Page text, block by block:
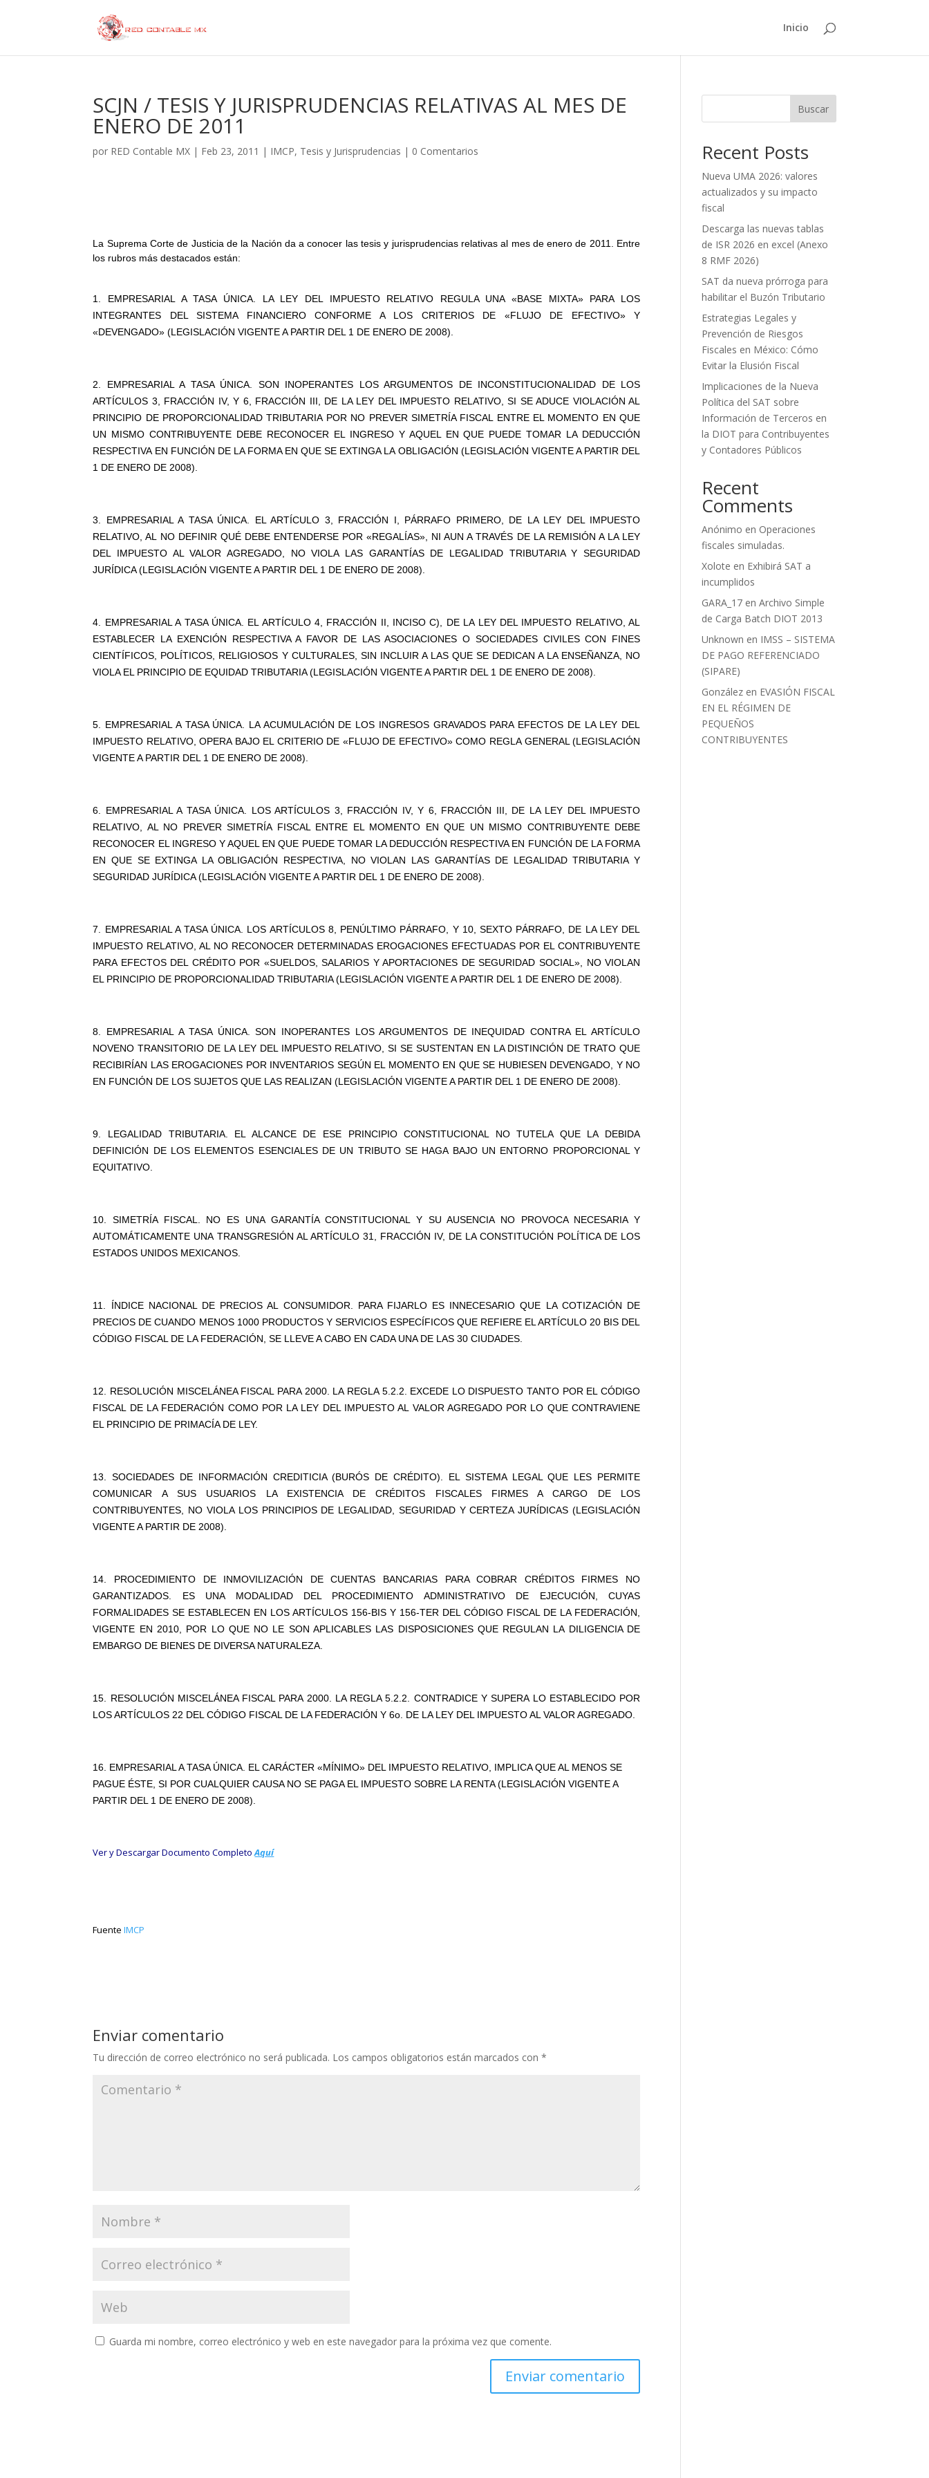
Inicio
SCJN / TESIS Y JURISPRUDENCIAS RELATIVAS AL MES DE
ENERO DE 2011
por RED Contable MX | Feb 23, 2011 | IMCP, Tesis y Jurisprudencias | 0 Comentarios
La Suprema Corte de Justicia de la Nación da a conocer las tesis y jurisprudencias relativas al mes de enero de 2011. Entre
los rubros más destacados están:
1. EMPRESARIAL A TASA ÚNICA. LA LEY DEL IMPUESTO RELATIVO REGULA UNA «BASE MIXTA» PARA LOS
INTEGRANTES DEL SISTEMA FINANCIERO CONFORME A LOS CRITERIOS DE «FLUJO DE EFECTIVO» Y
«DEVENGADO» (LEGISLACIÓN VIGENTE A PARTIR DEL 1 DE ENERO DE 2008).
2. EMPRESARIAL A TASA ÚNICA. SON INOPERANTES LOS ARGUMENTOS DE INCONSTITUCIONALIDAD DE LOS
ARTÍCULOS 3, FRACCIÓN IV, Y 6, FRACCIÓN III, DE LA LEY DEL IMPUESTO RELATIVO, SI SE ADUCE VIOLACIÓN AL
PRINCIPIO DE PROPORCIONALIDAD TRIBUTARIA POR NO PREVER SIMETRÍA FISCAL ENTRE EL MOMENTO EN QUE
UN MISMO CONTRIBUYENTE DEBE RECONOCER EL INGRESO Y AQUEL EN QUE PUEDE TOMAR LA DEDUCCIÓN
RESPECTIVA EN FUNCIÓN DE LA FORMA EN QUE SE EXTINGA LA OBLIGACIÓN (LEGISLACIÓN VIGENTE A PARTIR DEL
1 DE ENERO DE 2008).
3. EMPRESARIAL A TASA ÚNICA. EL ARTÍCULO 3, FRACCIÓN I, PÁRRAFO PRIMERO, DE LA LEY DEL IMPUESTO
RELATIVO, AL NO DEFINIR QUÉ DEBE ENTENDERSE POR «REGALÍAS», NI AUN A TRAVÉS DE LA REMISIÓN A LA LEY
DEL IMPUESTO AL VALOR AGREGADO, NO VIOLA LAS GARANTÍAS DE LEGALIDAD TRIBUTARIA Y SEGURIDAD
JURÍDICA (LEGISLACIÓN VIGENTE A PARTIR DEL 1 DE ENERO DE 2008).
4. EMPRESARIAL A TASA ÚNICA. EL ARTÍCULO 4, FRACCIÓN II, INCISO C), DE LA LEY DEL IMPUESTO RELATIVO, AL
ESTABLECER LA EXENCIÓN RESPECTIVA A FAVOR DE LAS ASOCIACIONES O SOCIEDADES CIVILES CON FINES
CIENTÍFICOS, POLÍTICOS, RELIGIOSOS Y CULTURALES, SIN INCLUIR A LAS QUE SE DEDICAN A LA ENSEÑANZA, NO
VIOLA EL PRINCIPIO DE EQUIDAD TRIBUTARIA (LEGISLACIÓN VIGENTE A PARTIR DEL 1 DE ENERO DE 2008).
5. EMPRESARIAL A TASA ÚNICA. LA ACUMULACIÓN DE LOS INGRESOS GRAVADOS PARA EFECTOS DE LA LEY DEL
IMPUESTO RELATIVO, OPERA BAJO EL CRITERIO DE «FLUJO DE EFECTIVO» COMO REGLA GENERAL (LEGISLACIÓN
VIGENTE A PARTIR DEL 1 DE ENERO DE 2008).
6. EMPRESARIAL A TASA ÚNICA. LOS ARTÍCULOS 3, FRACCIÓN IV, Y 6, FRACCIÓN III, DE LA LEY DEL IMPUESTO
RELATIVO, AL NO PREVER SIMETRÍA FISCAL ENTRE EL MOMENTO EN QUE UN MISMO CONTRIBUYENTE DEBE
RECONOCER EL INGRESO Y AQUEL EN QUE PUEDE TOMAR LA DEDUCCIÓN RESPECTIVA EN FUNCIÓN DE LA FORMA
EN QUE SE EXTINGA LA OBLIGACIÓN RESPECTIVA, NO VIOLAN LAS GARANTÍAS DE LEGALIDAD TRIBUTARIA Y
SEGURIDAD JURÍDICA (LEGISLACIÓN VIGENTE A PARTIR DEL 1 DE ENERO DE 2008).
7. EMPRESARIAL A TASA ÚNICA. LOS ARTÍCULOS 8, PENÚLTIMO PÁRRAFO, Y 10, SEXTO PÁRRAFO, DE LA LEY DEL
IMPUESTO RELATIVO, AL NO RECONOCER DETERMINADAS EROGACIONES EFECTUADAS POR EL CONTRIBUYENTE
PARA EFECTOS DEL CRÉDITO POR «SUELDOS, SALARIOS Y APORTACIONES DE SEGURIDAD SOCIAL», NO VIOLAN
EL PRINCIPIO DE PROPORCIONALIDAD TRIBUTARIA (LEGISLACIÓN VIGENTE A PARTIR DEL 1 DE ENERO DE 2008).
8. EMPRESARIAL A TASA ÚNICA. SON INOPERANTES LOS ARGUMENTOS DE INEQUIDAD CONTRA EL ARTÍCULO
NOVENO TRANSITORIO DE LA LEY DEL IMPUESTO RELATIVO, SI SE SUSTENTAN EN LA DISTINCIÓN DE TRATO QUE
RECIBIRÍAN LAS EROGACIONES POR INVENTARIOS SEGÚN EL MOMENTO EN QUE SE HUBIESEN DEVENGADO, Y NO
EN FUNCIÓN DE LOS SUJETOS QUE LAS REALIZAN (LEGISLACIÓN VIGENTE A PARTIR DEL 1 DE ENERO DE 2008).
9. LEGALIDAD TRIBUTARIA. EL ALCANCE DE ESE PRINCIPIO CONSTITUCIONAL NO TUTELA QUE LA DEBIDA
DEFINICIÓN DE LOS ELEMENTOS ESENCIALES DE UN TRIBUTO SE HAGA BAJO UN ENTORNO PROPORCIONAL Y
EQUITATIVO.
10. SIMETRÍA FISCAL. NO ES UNA GARANTÍA CONSTITUCIONAL Y SU AUSENCIA NO PROVOCA NECESARIA Y
AUTOMÁTICAMENTE UNA TRANSGRESIÓN AL ARTÍCULO 31, FRACCIÓN IV, DE LA CONSTITUCIÓN POLÍTICA DE LOS
ESTADOS UNIDOS MEXICANOS.
11. ÍNDICE NACIONAL DE PRECIOS AL CONSUMIDOR. PARA FIJARLO ES INNECESARIO QUE LA COTIZACIÓN DE
PRECIOS DE CUANDO MENOS 1000 PRODUCTOS Y SERVICIOS ESPECÍFICOS QUE REFIERE EL ARTÍCULO 20 BIS DEL
CÓDIGO FISCAL DE LA FEDERACIÓN, SE LLEVE A CABO EN CADA UNA DE LAS 30 CIUDADES.
12. RESOLUCIÓN MISCELÁNEA FISCAL PARA 2000. LA REGLA 5.2.2. EXCEDE LO DISPUESTO TANTO POR EL CÓDIGO
FISCAL DE LA FEDERACIÓN COMO POR LA LEY DEL IMPUESTO AL VALOR AGREGADO POR LO QUE CONTRAVIENE
EL PRINCIPIO DE PRIMACÍA DE LEY.
13. SOCIEDADES DE INFORMACIÓN CREDITICIA (BURÓS DE CRÉDITO). EL SISTEMA LEGAL QUE LES PERMITE
COMUNICAR A SUS USUARIOS LA EXISTENCIA DE CRÉDITOS FISCALES FIRMES A CARGO DE LOS
CONTRIBUYENTES, NO VIOLA LOS PRINCIPIOS DE LEGALIDAD, SEGURIDAD Y CERTEZA JURÍDICAS (LEGISLACIÓN
VIGENTE A PARTIR DE 2008).
14. PROCEDIMIENTO DE INMOVILIZACIÓN DE CUENTAS BANCARIAS PARA COBRAR CRÉDITOS FIRMES NO
GARANTIZADOS. ES UNA MODALIDAD DEL PROCEDIMIENTO ADMINISTRATIVO DE EJECUCIÓN, CUYAS
FORMALIDADES SE ESTABLECEN EN LOS ARTÍCULOS 156-BIS Y 156-TER DEL CÓDIGO FISCAL DE LA FEDERACIÓN,
VIGENTE EN 2010, POR LO QUE NO LE SON APLICABLES LAS DISPOSICIONES QUE REGULAN LA DILIGENCIA DE
EMBARGO DE BIENES DE DIVERSA NATURALEZA.
15. RESOLUCIÓN MISCELÁNEA FISCAL PARA 2000. LA REGLA 5.2.2. CONTRADICE Y SUPERA LO ESTABLECIDO POR
LOS ARTÍCULOS 22 DEL CÓDIGO FISCAL DE LA FEDERACIÓN Y 6o. DE LA LEY DEL IMPUESTO AL VALOR AGREGADO.
16. EMPRESARIAL A TASA ÚNICA. EL CARÁCTER «MÍNIMO» DEL IMPUESTO RELATIVO, IMPLICA QUE AL MENOS SE
PAGUE ÉSTE, SI POR CUALQUIER CAUSA NO SE PAGA EL IMPUESTO SOBRE LA RENTA (LEGISLACIÓN VIGENTE A
PARTIR DEL 1 DE ENERO DE 2008).
Ver y Descargar Documento CompletoAquí
FuenteIMCP
Enviar comentario
Tu dirección de correo electrónico no será publicada. Los campos obligatorios están marcados con*
Guarda mi nombre, correo electrónico y web en este navegador para la próxima vez que comente.
Buscar
Recent Posts
Nueva UMA 2026: valores
actualizados y su impacto
fiscal
Descarga las nuevas tablas
de ISR 2026 en excel (Anexo
8 RMF 2026)
SAT da nueva prórroga para
habilitar el Buzón Tributario
Estrategias Legales y
Prevención de Riesgos
Fiscales en México: Cómo
Evitar la Elusión Fiscal
Implicaciones de la Nueva
Política del SAT sobre
Información de Terceros en
la DIOT para Contribuyentes
y Contadores Públicos
Recent
Comments
Anónimo en Operaciones
fiscales simuladas.
Xolote en Exhibirá SAT a
incumplidos
GARA_17 enArchivo Simple
de Carga Batch DIOT 2013
Unknown en IMSS – SISTEMA
DE PAGO REFERENCIADO
(SIPARE)
González en EVASIÓN FISCAL
EN EL RÉGIMEN DE
PEQUEÑOS
CONTRIBUYENTES